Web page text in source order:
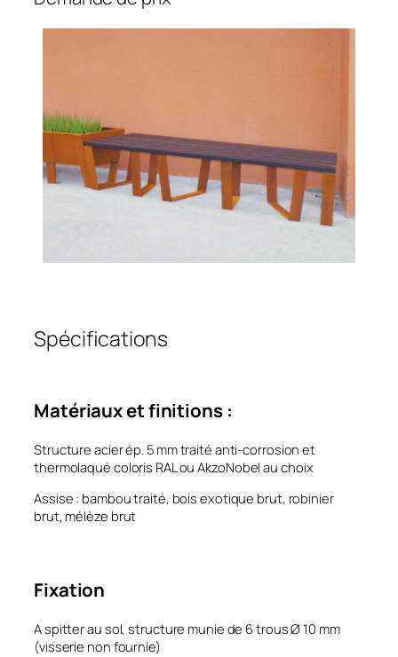
Spécifications
Matériaux et finitions :
Structure acier ép. 5 mm traité anti-corrosion et
thermolaqué coloris RAL ou AkzoNobel au choix
Assise : bambou traité, bois exotique brut, robinier
brut, mélèze brut
Fixation
A spitter au sol, structure munie de 6 trous Ø 10 mm
(visserie non fournie)